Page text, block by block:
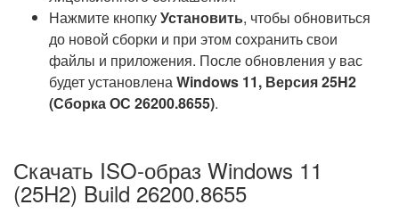
Нажмите кнопкуУстановить, чтобы обновиться
до новой сборки и при этом сохранить свои
файлы и приложения. После обновления у вас
будет установленаWindows 11, Версия 25H2
(Сборка ОС 26200.8655).
Скачать ISO-образ Windows 11
(25H2) Build 26200.8655